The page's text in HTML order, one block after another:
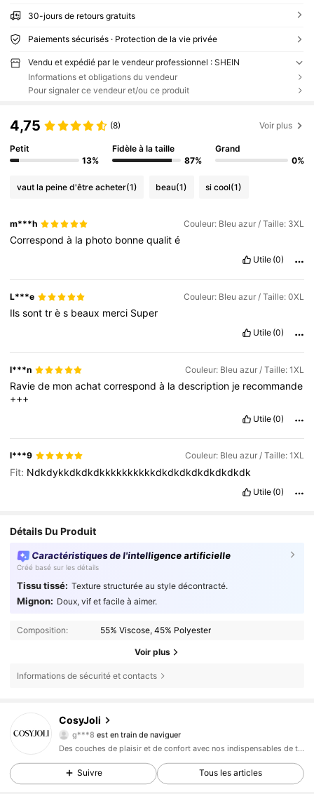
30-jours de retours gratuits
Paiements sécurisés · Protection de la vie privée
Vendu et expédié par le vendeur professionnel : SHEIN
Informations et obligations du vendeur
Pour signaler ce vendeur et/ou ce produit
4,75 (8) Voir plus
Petit
13%
Fidèle à la taille
87%
Grand
0%
vaut la peine d'être acheter(1) beau(1) si cool(1)
m***h Couleur: Bleu azur / Taille: 3XL
Correspondà la photo bonnequalité
Utile (0)
L***e Couleur: Bleu azur / Taille: 0XL
Ilssonttrès beaux merci Super
Utile (0)
l***n Couleur: Bleu azur / Taille: 1XL
Raviede monachatcorrespondà ladescription je recommande
+++
Utile (0)
l***9 Couleur: Bleu azur / Taille: 1XL
Fit: Ndkdykkdkdkdkkkkkkkkkkdkdkdkdkdkdkdkdk
Utile (0)
Détails Du Produit
Caractéristiques de l'intelligence artificielle
Créé basé sur les détails
Tissu tissé: Texture structurée au style décontracté.
Mignon: Doux, vif et facile à aimer.
Composition: 55% Viscose, 45% Polyester
Voir plus
Informations de sécurité et contacts
CosyJoli
g***8est en train de naviguer
4,78
158K Suiveurs
4,78 158K Suiveurs
Des couches de plaisir et de confort avec nos indispensables de tous les jours.
Suivre Tous les articles